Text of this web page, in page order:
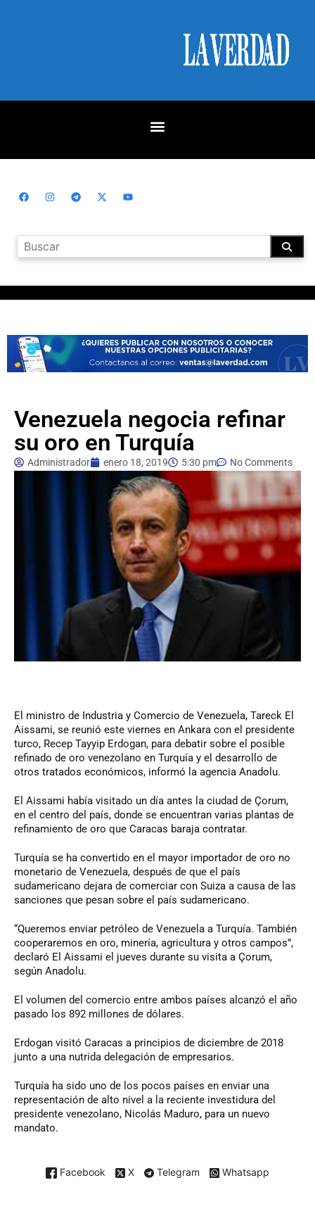
Venezuela negocia refinar
su oro en Turquía
Administrador enero 18, 2019 5:30 pm No Comments
El ministro de Industria y Comercio de Venezuela, Tareck El
Aissami, se reunió este viernes en Ankara con el presidente
turco, Recep Tayyip Erdogan, para debatir sobre el posible
refinado de oro venezolano en Turquía y el desarrollo de
otros tratados económicos, informó la agencia Anadolu.
El Aissami había visitado un día antes la ciudad de Çorum,
en el centro del país, donde se encuentran varias plantas de
refinamiento de oro que Caracas baraja contratar.
Turquía se ha convertido en el mayor importador de oro no
monetario de Venezuela, después de que el país
sudamericano dejara de comerciar con Suiza a causa de las
sanciones que pesan sobre el país sudamericano.
“Queremos enviar petróleo de Venezuela a Turquía. También
cooperaremos en oro, minería, agricultura y otros campos”,
declaró El Aissami el jueves durante su visita a Çorum,
según Anadolu.
El volumen del comercio entre ambos países alcanzó el año
pasado los 892 millones de dólares.
Erdogan visitó Caracas a principios de diciembre de 2018
junto a una nutrida delegación de empresarios.
Turquía ha sido uno de los pocos países en enviar una
representación de alto nivel a la reciente investidura del
presidente venezolano, Nicolás Maduro, para un nuevo
mandato.
Facebook X Telegram Whatsapp